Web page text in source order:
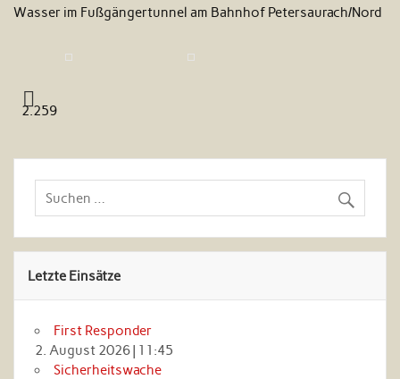
Wasser im Fußgängertunnel am Bahnhof Petersaurach/Nord
2.259
Letzte Einsätze
First Responder
2. August 2026| 11:45
Sicherheitswache